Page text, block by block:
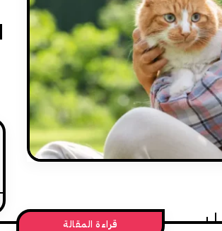
قراءة المقالة